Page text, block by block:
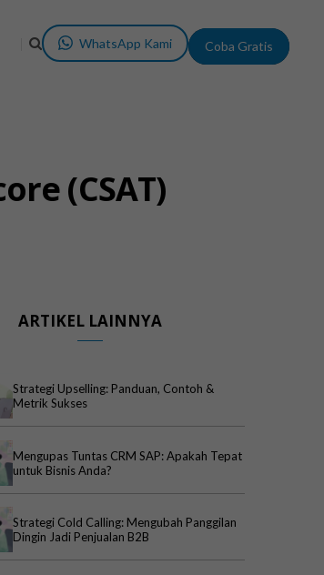
WhatsApp Kami Coba Gratis
(CSAT)
ARTIKEL LAINNYA
Strategi Upselling: Panduan, Contoh &
Metrik Sukses
Mengupas Tuntas CRM SAP: Apakah Tepat
untuk Bisnis Anda?
Strategi Cold Calling: Mengubah Panggilan
Dingin Jadi Penjualan B2B